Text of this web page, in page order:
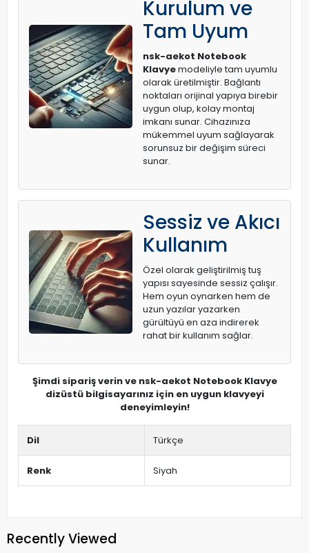
Kurulum ve
Tam Uyum
nsk-aekot Notebook
Klavyemodeliyle tam uyumlu
olarak üretilmiştir. Bağlantı
noktaları orijinal yapıya birebir
uygun olup, kolay montaj
imkanı sunar. Cihazınıza
mükemmel uyum sağlayarak
sorunsuz bir değişim süreci
sunar.
Sessiz ve Akıcı
Kullanım
Özel olarak geliştirilmiş tuş
yapısı sayesinde sessiz çalışır.
Hem oyun oynarken hem de
uzun yazılar yazarken
gürültüyü en aza indirerek
rahat bir kullanım sağlar.
Şimdi sipariş verin ve nsk-aekot Notebook Klavye
dizüstü bilgisayarınız için en uygun klavyeyi
deneyimleyin!
Dil Türkçe
Renk Siyah
Recently Viewed